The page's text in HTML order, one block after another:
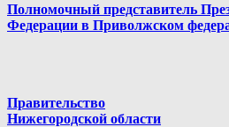
Полномочный представитель
Федерации в Приволжском
Правительство
Нижегородской области